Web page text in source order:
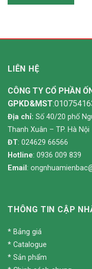
LIÊN HỆ
CÔNG TY CỔ PHẦN
GPKD&MST
Địa chỉ: Số 40/20 phố
Thanh Xuân – TP. Hà Nội
ĐT: 024629 66566
Hotline: 0936 009 839
Email :
THÔNG TIN CẬP
* Bảng giá
* Catalogue
* Sản phẩm